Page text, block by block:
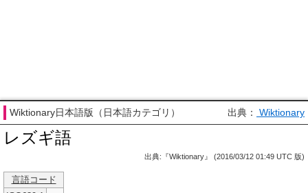
Wiktionary日本語版（日本語カテゴリ） 出典： Wiktionary
レズギ語
出典:『Wiktionary』 (2016/03/12 01:49 UTC 版)
言語コード